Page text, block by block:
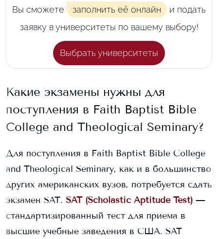
Вы сможете
заполнить её онлайн
и подать
заявку в университеты по вашему выбору!
Выбрать университеты
Какие экзамены нужны для
поступления в Faith Baptist Bible
College and Theological Seminary?
Для поступления в Faith Baptist Bible College
and Theological Seminary, как и в большинство
других американских вузов, потребуется сдать
экзамен SAT. SAT (Scholastic Aptitude Test) —
стандартизированный тест для приема в
высшие учебные заведения в США. SAT